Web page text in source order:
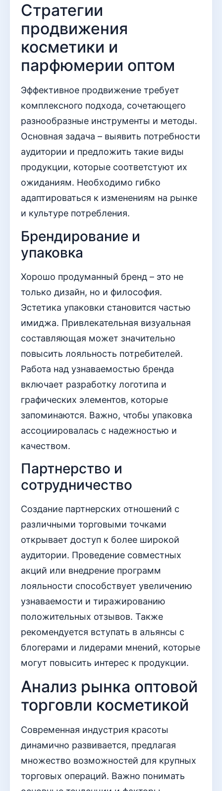
Стратегии
продвижения
косметики и
парфюмерии оптом
Эффективное продвижение требует
комплексного подхода, сочетающего
разнообразные инструменты и методы.
Основная задача – выявить потребности
аудитории и предложить такие виды
продукции, которые соответстуют их
ожиданиям. Необходимо гибко
адаптироваться к изменениям на рынке
и культуре потребления.
Брендирование и
упаковка
Хорошо продуманный бренд – это не
только дизайн, но и философия.
Эстетика упаковки становится частью
имиджа. Привлекательная визуальная
составляющая может значительно
повысить лояльность потребителей.
Работа над узнаваемостью бренда
включает разработку логотипа и
графических элементов, которые
запоминаются. Важно, чтобы упаковка
ассоциировалась с надежностью и
качеством.
Партнерство и
сотрудничество
Создание партнерских отношений с
различными торговыми точками
открывает доступ к более широкой
аудитории. Проведение совместных
акций или внедрение программ
лояльности способствует увеличению
узнаваемости и тиражированию
положительных отзывов. Также
рекомендуется вступать в альянсы с
блогерами и лидерами мнений, которые
могут повысить интерес к продукции.
Анализ рынка оптовой
торговли косметикой
Современная индустрия красоты
динамично развивается, предлагая
множество возможностей для крупных
торговых операций. Важно понимать